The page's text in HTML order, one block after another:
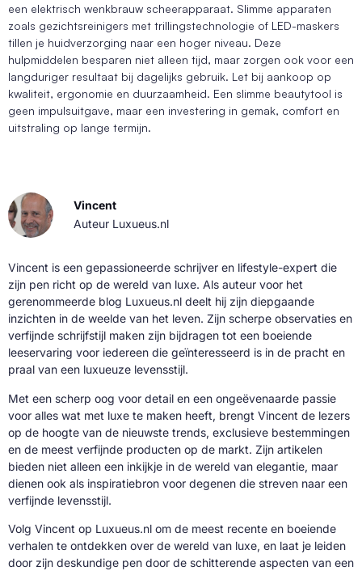
een elektrisch wenkbrauw scheerapparaat. Slimme apparaten
zoals gezichtsreinigers met trillingstechnologie of LED-maskers
tillen je huidverzorging naar een hoger niveau. Deze
hulpmiddelen besparen niet alleen tijd, maar zorgen ook voor een
langduriger resultaat bij dagelijks gebruik. Let bij aankoop op
kwaliteit, ergonomie en duurzaamheid. Een slimme beautytool is
geen impulsuitgave, maar een investering in gemak, comfort en
uitstraling op lange termijn.
Vincent
Auteur Luxueus.nl
Vincent is een gepassioneerde schrijver en lifestyle-expert die
zijn pen richt op de wereld van luxe. Als auteur voor het
gerenommeerde blog Luxueus.nl deelt hij zijn diepgaande
inzichten in de weelde van het leven. Zijn scherpe observaties en
verfijnde schrijfstijl maken zijn bijdragen tot een boeiende
leeservaring voor iedereen die geïnteresseerd is in de pracht en
praal van een luxueuze levensstijl.
Met een scherp oog voor detail en een ongeëvenaarde passie
voor alles wat met luxe te maken heeft, brengt Vincent de lezers
op de hoogte van de nieuwste trends, exclusieve bestemmingen
en de meest verfijnde producten op de markt. Zijn artikelen
bieden niet alleen een inkijkje in de wereld van elegantie, maar
dienen ook als inspiratiebron voor degenen die streven naar een
verfijnde levensstijl.
Volg Vincent op Luxueus.nl om de meest recente en boeiende
verhalen te ontdekken over de wereld van luxe, en laat je leiden
door zijn deskundige pen door de schitterende aspecten van een